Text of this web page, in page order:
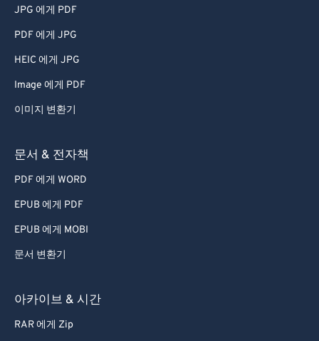
JPG 에게 PDF
PDF 에게 JPG
HEIC 에게 JPG
Image 에게 PDF
이미지 변환기
문서 & 전자책
PDF 에게 WORD
EPUB 에게 PDF
EPUB 에게 MOBI
문서 변환기
아카이브 & 시간
RAR 에게 Zip